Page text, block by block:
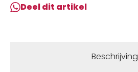
Deel dit artikel
Beschrijving